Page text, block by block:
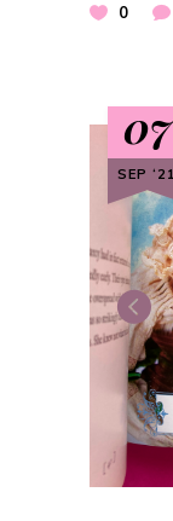
0
07
SEP ‘21